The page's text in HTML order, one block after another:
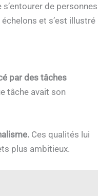
de personnes
et s’est illustré
par des tâches
tâche avait son
Ces qualités lui
plus ambitieux.